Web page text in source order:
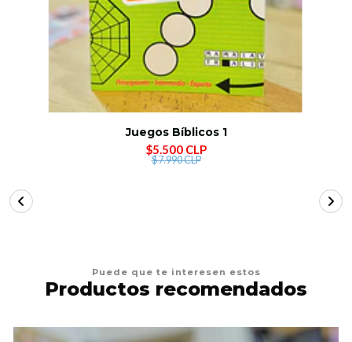
Juegos Bíblicos 1
$5.500 CLP
$7.990 CLP
Puede que te interesen estos
Productos recomendados